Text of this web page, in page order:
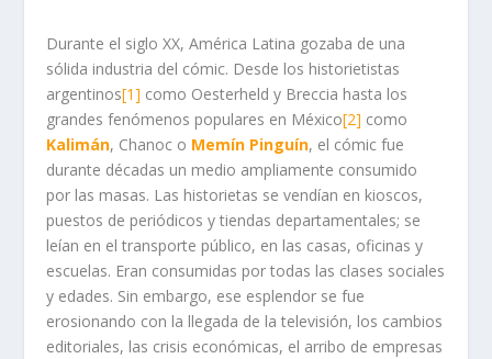
Durante el siglo XX, América Latina gozaba de una
sólida industria del cómic. Desde los historietistas
argentinos[1] como Oesterheld y Breccia hasta los
grandes fenómenos populares en México[2] como
Kalimán, Chanoc o Memín Pinguín, el cómic fue
durante décadas un medio ampliamente consumido
por las masas. Las historietas se vendían en kioscos,
puestos de periódicos y tiendas departamentales; se
leían en el transporte público, en las casas, oficinas y
escuelas. Eran consumidas por todas las clases sociales
y edades. Sin embargo, ese esplendor se fue
erosionando con la llegada de la televisión, los cambios
editoriales, las crisis económicas, el arribo de empresas